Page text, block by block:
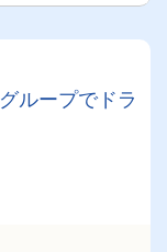
ループでドラ